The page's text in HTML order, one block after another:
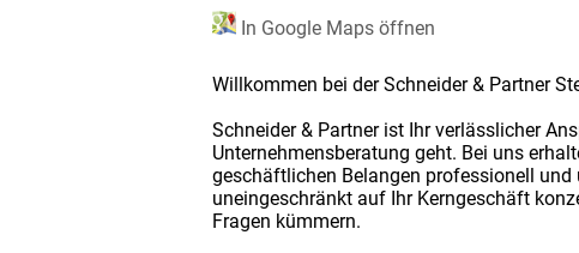
In Google Maps öffnen
Willkommen bei der Schneider & Partner
Schneider & Partner ist Ihr verlässlicher
Unternehmensberatung geht. Bei uns
geschäftlichen Belangen professionell
uneingeschränkt auf Ihr Kerngeschäft
Fragen kümmern.